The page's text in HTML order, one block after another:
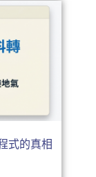
式的真相